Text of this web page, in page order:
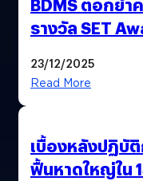
รางวัล SET
สุขภาพไทยสู่คว
23/12/2025
Read More
เบื้องหลังปฏิบั
ฟื้นหาดใหญ่ใน